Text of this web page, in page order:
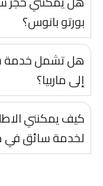
بورتو بانوس؟
هل تشمل خدمة
إلى ماربيا؟
كيف يمكنني
لخدمة سائق في